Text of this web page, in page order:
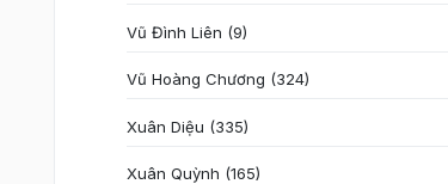
Vũ Đình Liên (9)
Vũ Hoàng Chương (324)
Xuân Diệu (335)
Xuân Quỳnh (165)